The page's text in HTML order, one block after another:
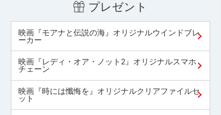
プレゼント
映画『モアナと伝説の海』オリジナルウインドブレ
ーカー
映画『レディ・オア・ノット2』オリジナルスマホ
チェーン
映画『時には懺悔を』オリジナルクリアファイルセ
ット